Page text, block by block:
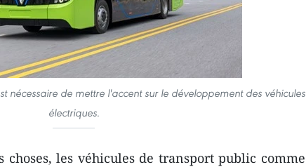
nécessaire de mettre l'accent sur le développement des véhicules
électriques.
choses, les véhicules de transport public comme